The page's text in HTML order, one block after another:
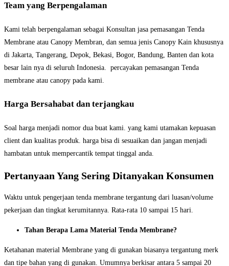
Team yang Berpengalaman
Kami telah berpengalaman sebagai Konsultan jasa pemasangan Tenda
Membrane atau Canopy Membran, dan semua jenis Canopy Kain khususnya
di Jakarta, Tangerang, Depok, Bekasi, Bogor, Bandung, Banten dan kota
besar lain nya di seluruh Indonesia. percayakan pemasangan Tenda
membrane atau canopy pada kami.
Harga Bersahabat dan terjangkau
Soal harga menjadi nomor dua buat kami. yang kami utamakan kepuasan
client dan kualitas produk. harga bisa di sesuaikan dan jangan menjadi
hambatan untuk mempercantik tempat tinggal anda.
Pertanyaan Yang Sering Ditanyakan Konsumen
Waktu untuk pengerjaan tenda membrane tergantung dari luasan/volume
pekerjaan dan tingkat kerumitannya. Rata-rata 10 sampai 15 hari.
Tahan Berapa Lama Material Tenda Membrane?
Ketahanan material Membrane yang di gunakan biasanya tergantung merk
dan tipe bahan yang di gunakan. Umumnya berkisar antara 5 sampai 20